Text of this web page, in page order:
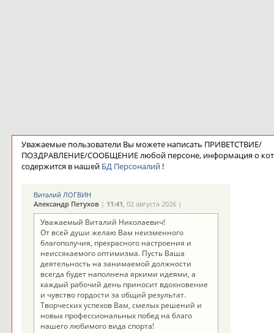
Уважаемые пользователи Вы можете написать ПРИВЕТСТВИЕ/
ПОЗДРАВЛЕНИЕ/СООБЩЕНИЕ любой персоне, информация о
содержится в нашей БД Персоналий!
Виталий ЛОГВИН
Александр Петухов| 11:41, 02 августа 2026 |
Уважаемый Виталий Николаевич!
От всей души желаю Вам неизменного
благополучия, прекрасного настроения и
неиссякаемого оптимизма. Пусть Ваша
деятельность на занимаемой должности
всегда будет наполнена яркими идеями, а
каждый рабочий день приносит вдохновение
и чувство гордости за общий результат.
Творческих успехов Вам, смелых решений и
новых профессиональных побед на благо
нашего любимого вида спорта!